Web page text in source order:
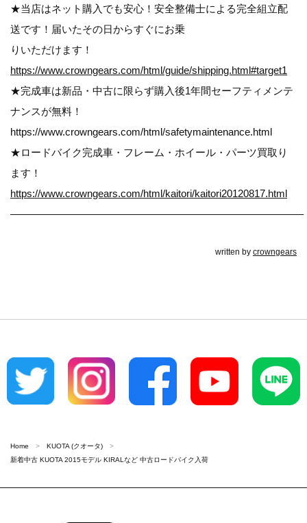
★当店はネット購入でも安心！安全整備士による完全組立配
送です！届いたその日からすぐにお乗
りいただけます！
https://www.crowngears.com/html/guide/shipping.html#target1
★完成車は新品・中古に限らず購入後1年間セーフティメンテ
ナンスが無料！
https://www.crowngears.com/html/safetymaintenance.html
★ロードバイク完成車・フレーム・ホイール・パーツ買取り
ます！
https://www.crowngears.com/html/kaitori/kaitori20120817.html
————————————————————————————–
written by crowngears
Home
KUOTA (クオータ)
新着中古 KUOTA 2015モデル KIRALなど 中古ロードバイク入荷